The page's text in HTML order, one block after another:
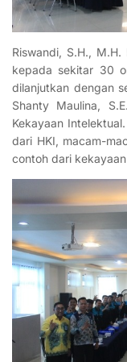
Riswandi, S.H.,
kepada sekitar 30
dilanjutkan dengan
Shanty Maulina,
Kekayaan
dari HKI, macam-
contoh dari